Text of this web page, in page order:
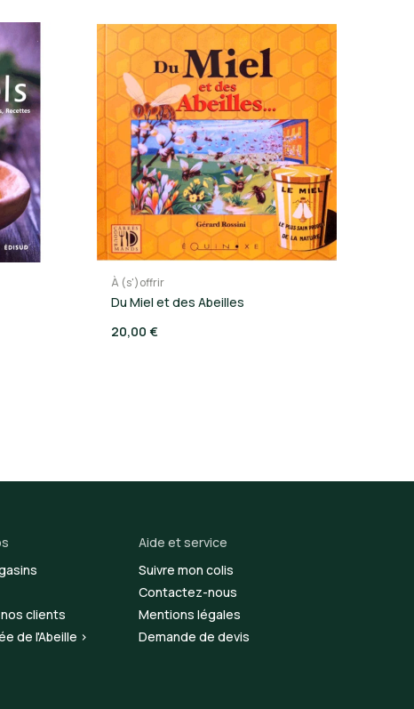
À (s')offrir
Du Miel et des Abeilles
20,00 €
clients
de l'Abeille >
Aide et service
Suivre mon colis
Contactez-nous
Mentions légales
Demande de devis